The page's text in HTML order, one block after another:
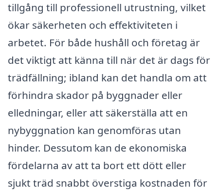
tillgång till professionell utrustning, vilket
ökar säkerheten och effektiviteten i
arbetet. För både hushåll och företag är
det viktigt att känna till när det är dags för
trädfällning; ibland kan det handla om att
förhindra skador på byggnader eller
elledningar, eller att säkerställa att en
nybyggnation kan genomföras utan
hinder. Dessutom kan de ekonomiska
fördelarna av att ta bort ett dött eller
sjukt träd snabbt överstiga kostnaden för